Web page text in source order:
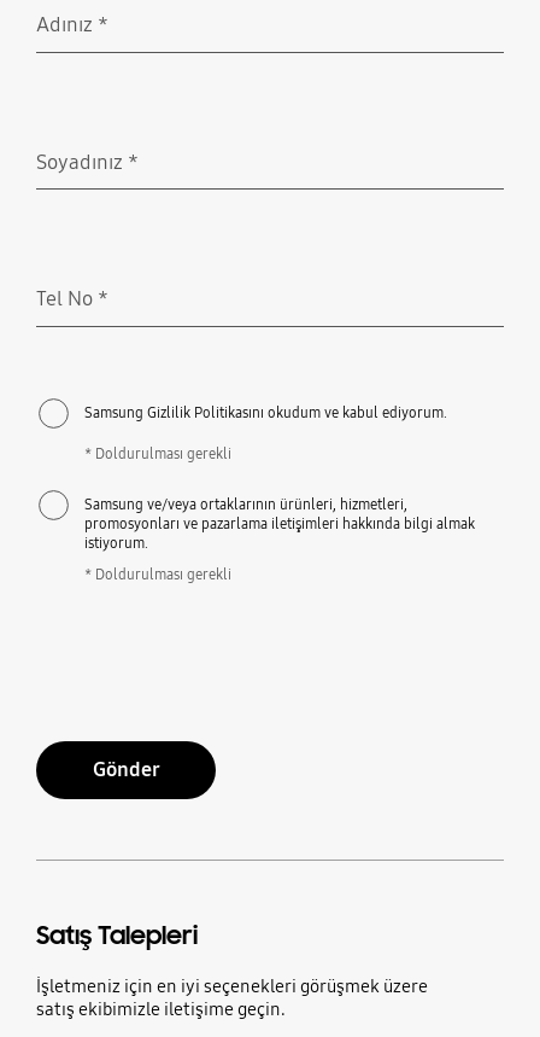
Adınız *
Soyadınız *
Tel No *
Samsung Gizlilik Politikasını okudum ve kabul ediyorum.
* Doldurulması gerekli
Samsung ve/veya ortaklarının ürünleri, hizmetleri,
promosyonları ve pazarlama iletişimleri hakkında bilgi almak
istiyorum.
* Doldurulması gerekli
Gönder
Satış Talepleri
İşletmeniz için en iyi seçenekleri görüşmek üzere
satış ekibimizle iletişime geçin.